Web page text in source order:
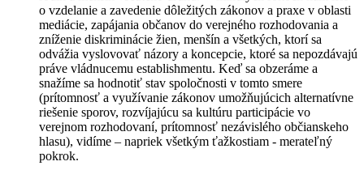
o vzdelanie a zavedenie dôležitých zákonov a praxe v oblasti
mediácie, zapájania občanov do verejného rozhodovania a
zníženie diskriminácie žien, menšín a všetkých, ktorí sa
odvážia vyslovovať názory a koncepcie, ktoré sa nepozdávajú
práve vládnucemu establishmentu. Keď sa obzeráme a
snažíme sa hodnotiť stav spoločnosti v tomto smere
(prítomnosť a využívanie zákonov umožňujúcich alternatívne
riešenie sporov, rozvíjajúcu sa kultúru participácie vo
verejnom rozhodovaní, prítomnosť nezávislého občianskeho
hlasu), vidíme – napriek všetkým ťažkostiam - merateľný
pokrok.